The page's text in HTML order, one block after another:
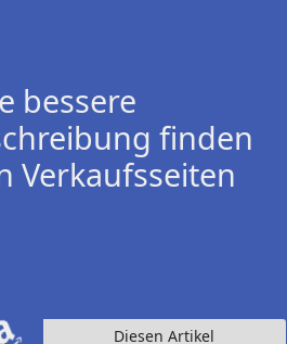
bessere
finden
Verkaufsseiten
Diesen Artikel